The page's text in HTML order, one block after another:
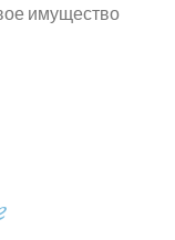
имущество